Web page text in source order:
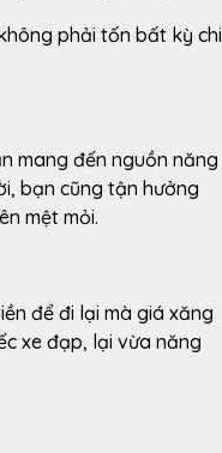
phải tốn bất kỳ chi
mang đến nguồn năng
bạn cũng tận hưởng
mệt mỏi.
để đi lại mà giá xăng
xe đạp, lại vừa năng